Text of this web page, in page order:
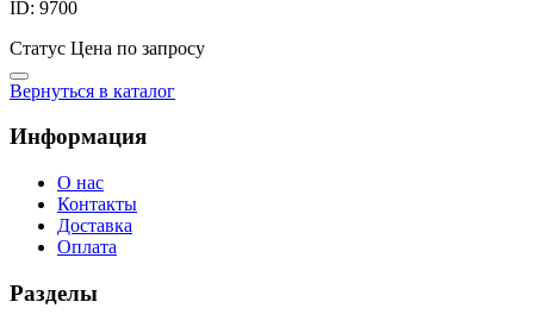
ID: 9700
Статус Цена по запросу
Вернуться в каталог
Информация
О нас
Контакты
Доставка
Оплата
Разделы